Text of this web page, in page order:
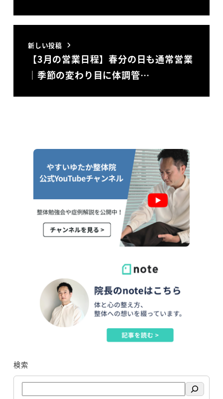
新しい投稿
【3月の営業日程】春分の日も通常営業
｜季節の変わり目に体調管…
検索